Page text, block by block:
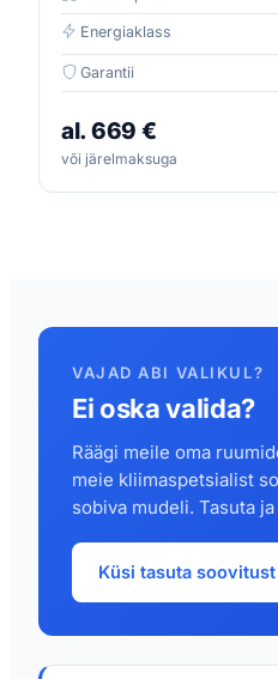
Energiaklass
Garantii
al. 669 €
või järelmaksuga
VAJAD ABI VALIKUL?
Ei oska valida?
Räägi meile oma
meie kliimaspetsialist
sobiva mudeli. Tasuta
Küsi tasuta soovitust